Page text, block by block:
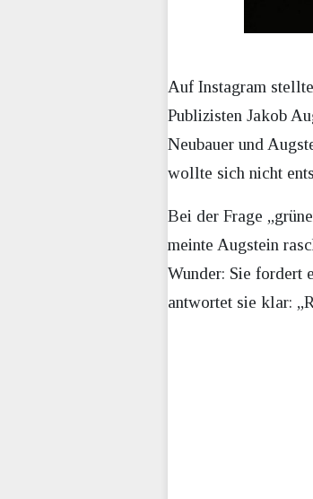
Auf Instagram
Publizisten Jakob
Neubauer und
wollte sich nicht
Bei der Frage
meinte Augstein
Wunder: Sie fordert
antwortet sie klar: